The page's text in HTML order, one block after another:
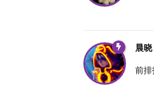
晨晓
前排